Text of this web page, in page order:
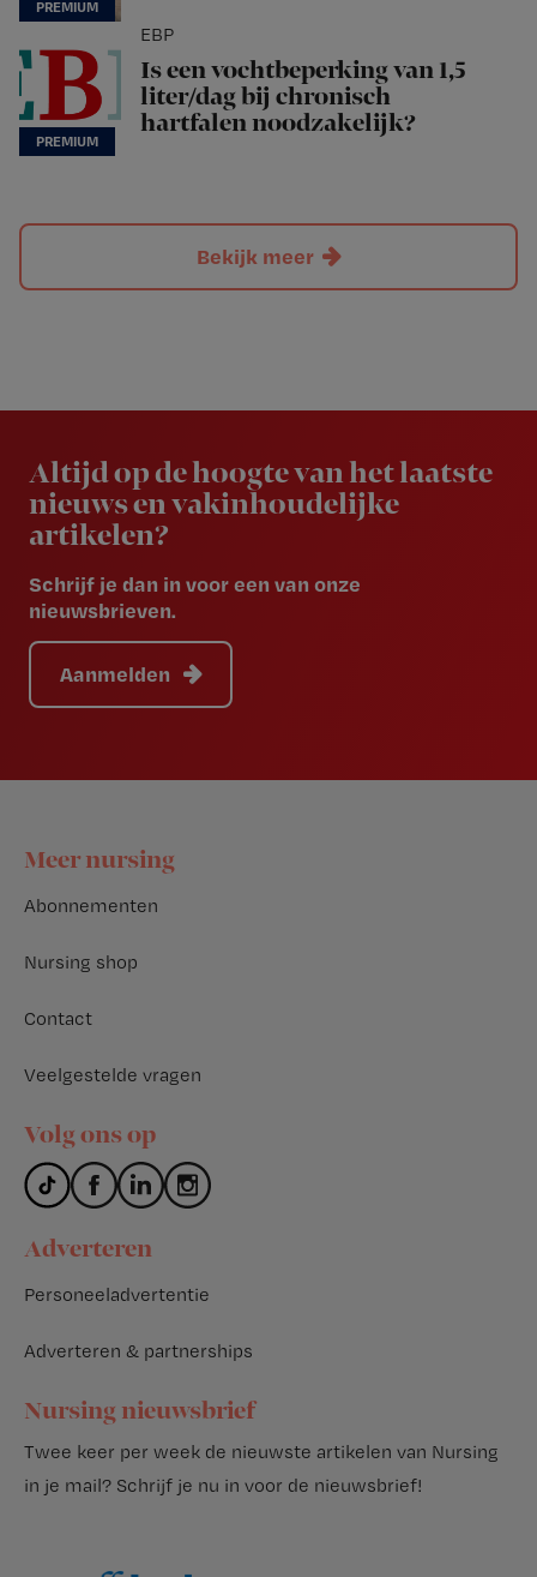
EBP
Is een vochtbeperking van 1,5
liter/dag bij chronisch
hartfalen noodzakelijk?
Bekijk meer
Altijd op de hoogte van het laatste
nieuws en vakinhoudelijke
artikelen?
Schrijf je dan in voor een van onze
nieuwsbrieven.
Aanmelden
Footer
Meer nursing
Abonnementen
Nursing shop
Contact
Veelgestelde vragen
Volg ons op
Adverteren
Personeeladvertentie
Adverteren & partnerships
Nursing nieuwsbrief
Twee keer per week de nieuwste artikelen van Nursing
in je mail? Schrijf je nu in voor de nieuwsbrief!